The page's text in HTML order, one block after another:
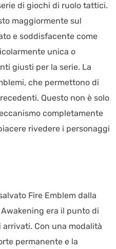
di giochi di ruolo tattici.
maggiormente sul
e soddisfacente come
unica o
giusti per la serie. La
che permettono di
Questo non è solo
completamente
rivedere i personaggi
Fire Emblem dalla
era il punto di
Con una modalità
permanente e la